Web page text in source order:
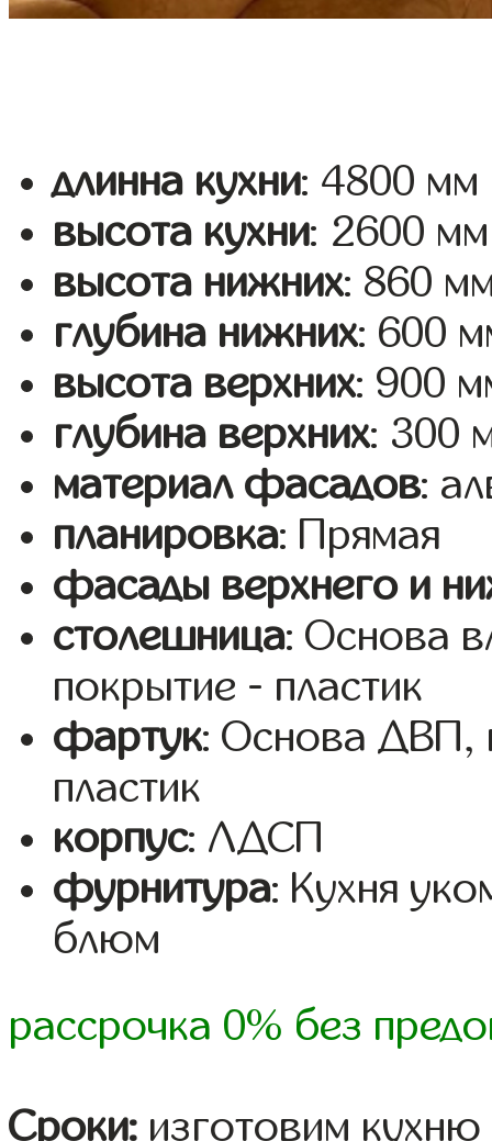
длинна кухни: 4800 мм
высота кухни: 2600 мм
высота нижних: 860
глубина нижних: 600
высота верхних: 900
глубина верхних: 300
материал фасадов:
планировка: Прямая
фасады верхнего и
столешница: Основа
покрытие - пластик
фартук: Основа ДВП,
пластик
корпус: ЛДСП
фурнитура: Кухня
блюм
рассрочка 0% без
Сроки: изготовим